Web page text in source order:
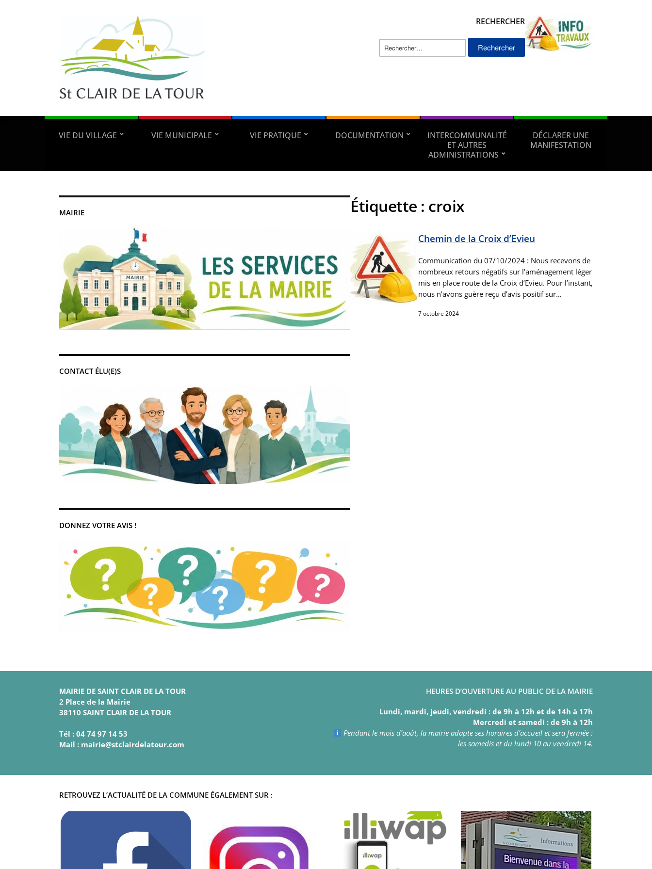
RECHERCHER
Rechercher :
VIE DU VILLAGE VIE MUNICIPALE VIE PRATIQUE DOCUMENTATION
INTERCOMMUNALITÉ
ET AUTRES
ADMINISTRATIONS
DÉCLARER UNE
MANIFESTATION
MAIRIE
CONTACT ÉLU(E)S
DONNEZ VOTRE AVIS !
Étiquette : croix
Chemin de la Croix d’Evieu
Communication du 07/10/2024 : Nous recevons de
nombreux retours négatifs sur l’aménagement léger
mis en place route de la Croix d’Evieu. Pour l’instant,
nous n’avons guère reçu d’avis positif sur…
7 octobre 2024
MAIRIE DE SAINT CLAIR DE LA TOUR
2 Place de la Mairie
38110 SAINT CLAIR DE LA TOUR
Tél : 04 74 97 14 53
Mail : mairie@stclairdelatour.com
HEURES D’OUVERTURE AU PUBLIC DE LA MAIRIE
Lundi, mardi, jeudi, vendredi : de 9h à 12h et de 14h à 17h
Mercredi et samedi : de 9h à 12h
Pendant le mois d’août, la mairie adapte ses horaires d’accueil et sera fermée :
les samedis et du lundi 10 au vendredi 14.
RETROUVEZ L’ACTUALITÉ DE LA COMMUNE ÉGALEMENT SUR :